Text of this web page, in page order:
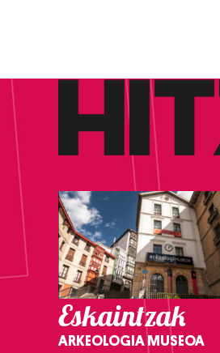
Eskaintzak
ARKEOLOGIA MUSEOA